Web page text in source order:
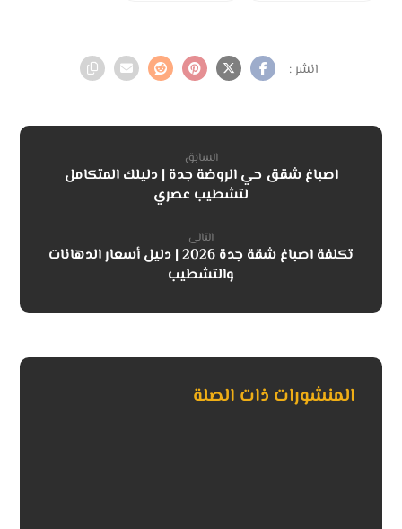
السابق
اصباغ شقق حي الروضة جدة | دليلك المتكامل
لتشطيب عصري
التالى
تكلفة اصباغ شقة جدة 2026 | دليل أسعار الدهانات
والتشطيب
المنشورات ذات الصلة